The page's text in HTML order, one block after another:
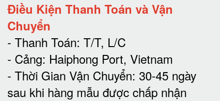
Điều Kiện Thanh Toán và Vận
Chuyển
- Thanh Toán: T/T, L/C
- Cảng: Haiphong Port, Vietnam
- Thời Gian Vận Chuyển: 30-45 ngày
sau khi hàng mẫu được chấp nhận